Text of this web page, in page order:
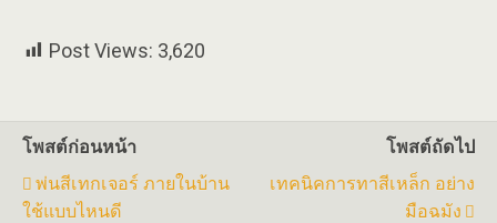
Post Views: 3,620
โพสต์ก่อนหน้า
พ่นสีเทกเจอร์ ภายในบ้าน
ใช้แบบไหนดี
โพสต์ถัดไป
เทคนิคการทาสีเหล็ก อย่าง
มือฉมัง